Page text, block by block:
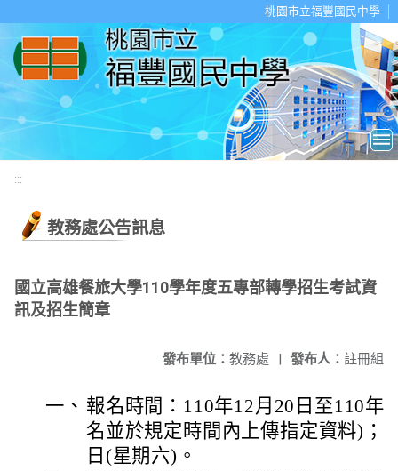
桃園市立福豐國民中學
:::
教務處公告訊息
國立高雄餐旅大學110學年度五專部轉學招生考試資
訊及招生簡章
發布人： 註冊組
發布單位： 教務處 |
一、 報名時間：110年12月20日至110年
名並於規定時間內上傳指定資料)；
日(星期六)。